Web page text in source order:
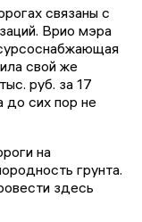
связаны с
Врио мэра
свой же
руб. за 17
до сих пор не
на
грунта.
здесь